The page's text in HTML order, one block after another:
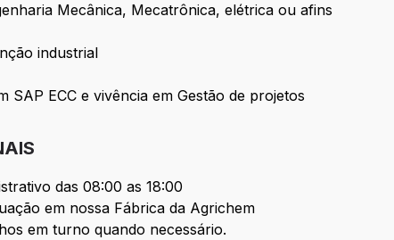
Mecânica, Mecatrônica, elétrica ou afins
industrial
SAP ECC e vivência em Gestão de projetos
das 08:00 as 18:00
em nossa Fábrica da Agrichem
em turno quando necessário.